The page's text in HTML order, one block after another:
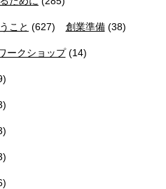
こと (627) 創業準備(38)
ークショップ(14)